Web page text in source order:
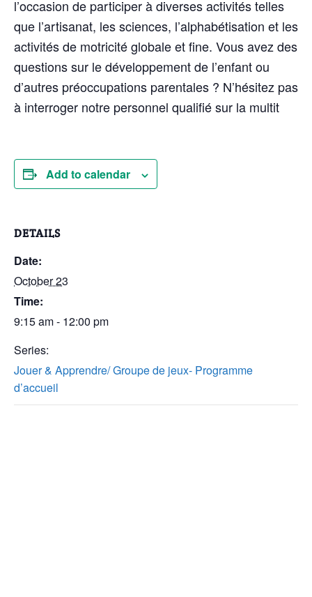
l’occasion de participer à diverses activités telles
que l’artisanat, les sciences, l’alphabétisation et les
activités de motricité globale et fine. Vous avez des
questions sur le développement de l’enfant ou
d’autres préoccupations parentales ? N’hésitez pas
à interroger notre personnel qualifié sur la multit
Add to calendar
DETAILS
Date:
October 23
Time:
9:15 am - 12:00 pm
Series:
Jouer & Apprendre/ Groupe de jeux- Programme
d’accueil